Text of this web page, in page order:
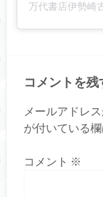
万代書店伊勢崎
コメントを残
メールアドレ
が付いている
コメント ※